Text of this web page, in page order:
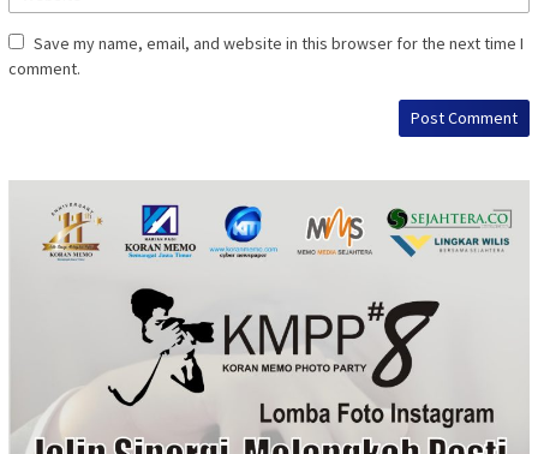
Save my name, email, and website in this browser for the next time I
comment.